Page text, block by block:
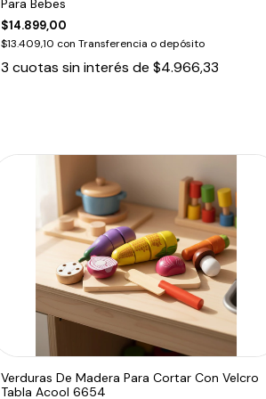
Para Bebes
$14.899,00
$13.409,10 con Transferencia o depósito
3 cuotas sin interés de $4.966,33
Verduras De Madera Para Cortar Con Velcro
Tabla Acool 6654